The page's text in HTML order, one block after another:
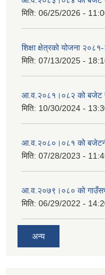
मिति: 06/25/2026 -
शिक्षा क्षेत्रको योजना
मिति: 07/13/2025 -
आ.व.२०८१।०८२ को बजेट
मिति: 10/30/2024 -
आ.व.२०८०।०८१ को
मिति: 07/28/2023 -
आ.व.२०७९।०८० को
मिति: 06/29/2022 -
अन्य